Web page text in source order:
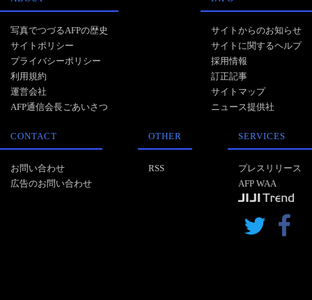
写真でつづるAFPの歴史
サイトポリシー
プライバシーポリシー
利用規約
運営会社
AFP通信会長ごあいさつ
サイトからのお知らせ
サイトに関するヘルプ
採用情報
訂正記事
サイトマップ
ニュース提供社
CONTACT
お問い合わせ
広告のお問い合わせ
OTHER
RSS
SERVICES
プレスリリース
AFP WAA